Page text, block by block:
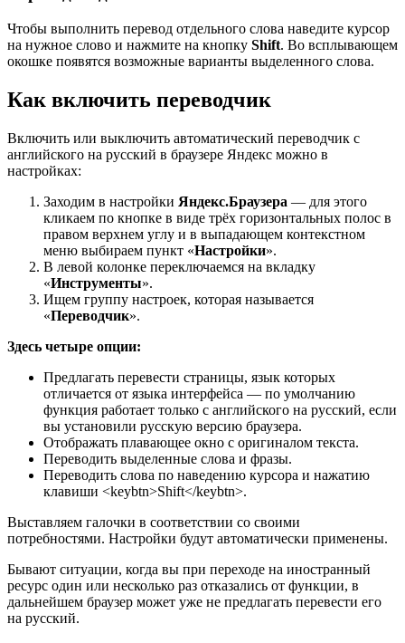
Чтобы выполнить перевод отдельного слова наведите курсор
на нужное слово и нажмите на кнопку Shift. Во всплывающем
окошке появятся возможные варианты выделенного слова.
Как включить переводчик
Включить или выключить автоматический переводчик с
английского на русский в браузере Яндекс можно в
настройках:
Заходим в настройки Яндекс.Браузера — для этого
кликаем по кнопке в виде трёх горизонтальных полос в
правом верхнем углу и в выпадающем контекстном
меню выбираем пункт «Настройки».
В левой колонке переключаемся на вкладку
«Инструменты».
Ищем группу настроек, которая называется
«Переводчик».
Здесь четыре опции:
Предлагать перевести страницы, язык которых
отличается от языка интерфейса — по умолчанию
функция работает только с английского на русский, если
вы установили русскую версию браузера.
Отображать плавающее окно с оригиналом текста.
Переводить выделенные слова и фразы.
Переводить слова по наведению курсора и нажатию
клавиши <keybtn>Shift</keybtn>.
Выставляем галочки в соответствии со своими
потребностями. Настройки будут автоматически применены.
Бывают ситуации, когда вы при переходе на иностранный
ресурс один или несколько раз отказались от функции, в
дальнейшем браузер может уже не предлагать перевести его
на русский.